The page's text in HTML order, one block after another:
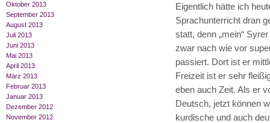
Oktober 2013
September 2013
August 2013
Juli 2013
Juni 2013
Mai 2013
April 2013
März 2013
Februar 2013
Januar 2013
Dezember 2012
November 2012
Eigentlich hätte ich
Sprachunterricht dran
statt, denn „mein“
zwar nach wie vor
passiert. Dort ist er
Freizeit ist er sehr
eben auch Zeit. Als er
Deutsch, jetzt können
kurdische und auch